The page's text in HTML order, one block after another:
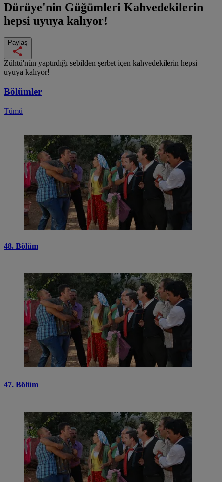
Dürüye'nin Güğümleri Kahvedekilerin
hepsi uyuya kalıyor!
Paylaş
Zühtü'nün yaptırdığı sebilden şerbet içen kahvedekilerin hepsi
uyuya kalıyor!
Bölümler
Tümü
48. Bölüm
47. Bölüm